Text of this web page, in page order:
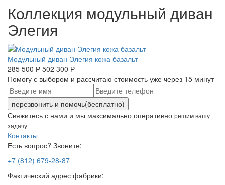
Коллекция модульный диван
Элегия
Модульный диван Элегия кожа базальт
285 500 Р 502 300 Р
Помогу с выбором и рассчитаю стоимость уже через 15 минут
перезвонить и помочь(бесплатно)
Свяжитесь с нами и мы максимально оперативно решим вашу
задачу
Контакты
Есть вопрос? Звоните:
+7 (812) 679-28-87
Фактический адрес фабрики: